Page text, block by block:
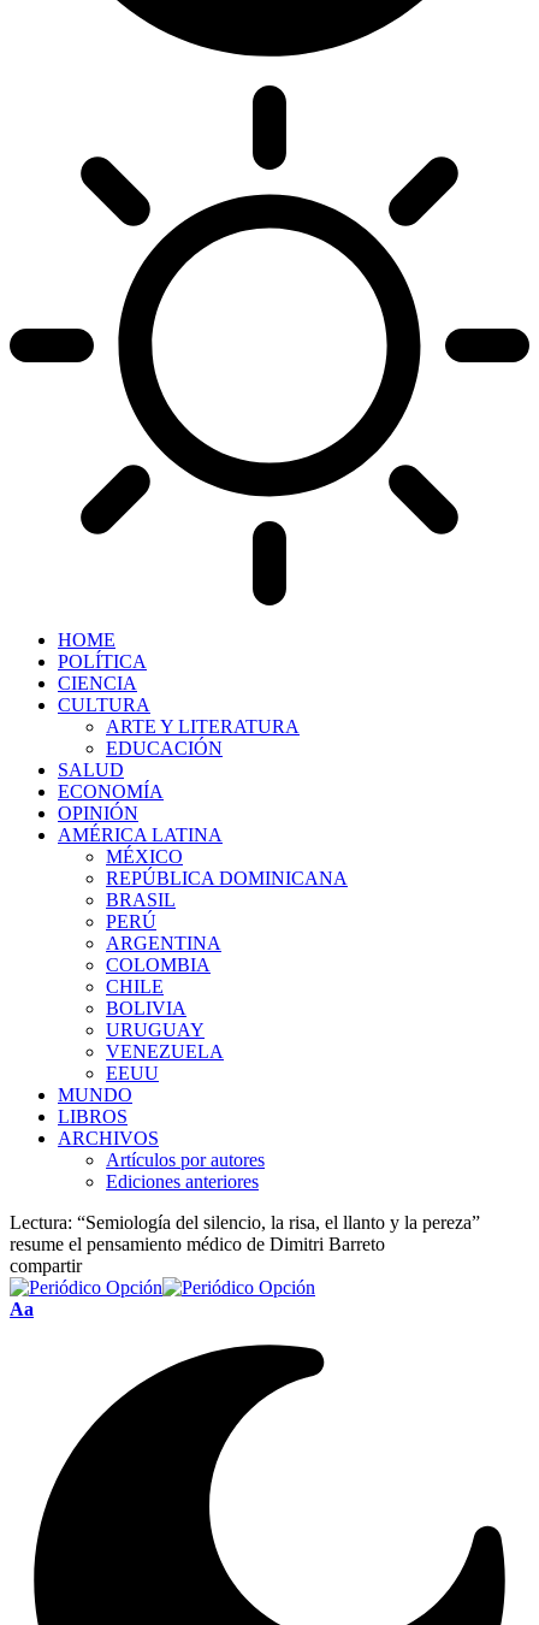
HOME
POLÍTICA
CIENCIA
CULTURA
ARTE Y LITERATURA
EDUCACIÓN
SALUD
ECONOMÍA
OPINIÓN
AMÉRICA LATINA
MÉXICO
REPÚBLICA DOMINICANA
BRASIL
PERÚ
ARGENTINA
COLOMBIA
CHILE
BOLIVIA
URUGUAY
VENEZUELA
EEUU
MUNDO
LIBROS
ARCHIVOS
Artículos por autores
Ediciones anteriores
Lectura: “Semiología del silencio, la risa, el llanto y la pereza”
resume el pensamiento médico de Dimitri Barreto
compartir
Font
Aa